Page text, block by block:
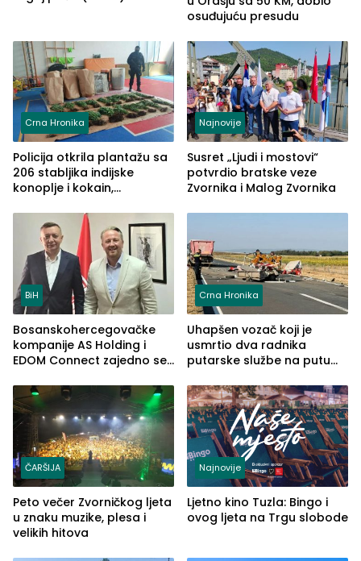
osuđujuću presudu
Crna Hronika
Policija otkrila plantažu sa
206 stabljika indijske
konoplje i kokain,
(FOTO)
Najnovije
Susret „Ljudi i mostovi“
potvrdio bratske veze
Zvornika i Malog Zvornika
BiH
Bosanskohercegovačke
kompanije AS Holding i
EDOM Connect zajedno se
Crna Hronika
Uhapšen vozač koji je
usmrtio dva radnika
putarske službe na putu
(FOTO)
ČARŠIJA
Peto večer Zvorničkog ljeta
u znaku muzike, plesa i
velikih hitova
Najnovije
Ljetno kino Tuzla: Bingo i
ovog ljeta na Trgu slobode